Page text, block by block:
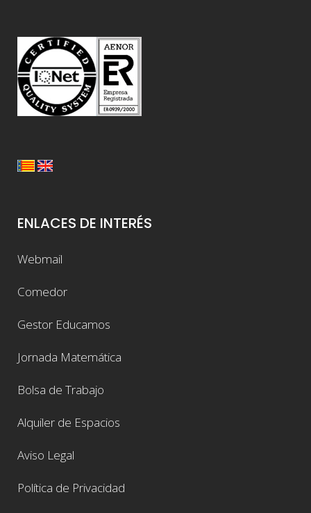
ENLACES DE INTERÉS
Webmail
Comedor
Gestor Educamos
Jornada Matemática
Bolsa de Trabajo
Alquiler de Espacios
Aviso Legal
Política de Privacidad